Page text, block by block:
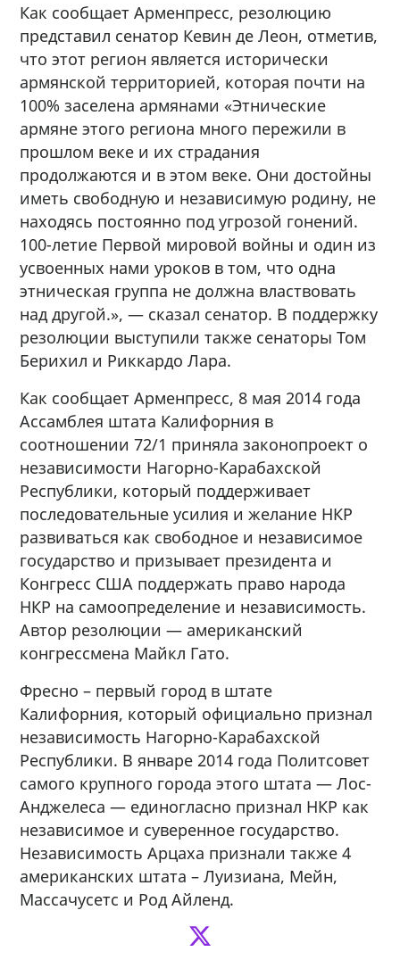
Как сообщает Арменпресс, pезолюцию
представил сенатор Кевин де Леон, отметив,
что этот регион является исторически
армянской территорией, которая почти на
100% заселена армянами «Этнические
армяне этого региона много пережили в
прошлом веке и их страдания
продолжаются и в этом веке. Они достойны
иметь свободную и независимую родину, не
находясь постоянно под угрозой гонений.
100-летие Первой мировой войны и один из
усвоенных нами уроков в том, что одна
этническая группа не должна властвовать
над другой.», — сказал сенатор. В поддержку
резолюции выступили также сенаторы Том
Берихил и Риккардо Лара.
Как сообщает Арменпресс, 8 мая 2014 года
Ассамблея штата Калифорния в
соотношении 72/1 приняла законопроект о
независимости Нагорно-Карабахской
Республики, который поддерживает
последовательные усилия и желание НКР
развиваться как свободное и независимое
государство и призывает президента и
Конгресс США поддержать право народа
НКР на самоопределение и независимость.
Автор резолюции — американский
конгрессмена Майкл Гато.
Фресно – первый город в штате
Калифорния, который официально признал
независимость Нагорно-Карабахской
Республики. В январе 2014 года Политсовет
самого крупного города этого штата — Лос-
Анджелеса — единогласно признал НКР как
независимое и суверенное государство.
Независимость Арцаха признали также 4
американских штата – Луизиана, Мейн,
Массачусетс и Род Айленд.